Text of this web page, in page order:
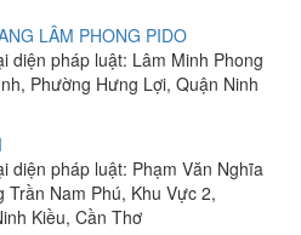
LÂM PHONG PIDO
diện pháp luật: Lâm Minh Phong
Phường Hưng Lợi, Quận Ninh
diện pháp luật: Phạm Văn Nghĩa
Nam Phú, Khu Vực 2,
Kiều, Cần Thơ